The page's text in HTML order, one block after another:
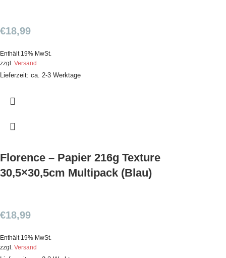
€18,99
Enthält 19% MwSt.
zzgl. Versand
Lieferzeit: ca. 2-3 Werktage
Florence – Papier 216g Texture
30,5×30,5cm Multipack (Blau)
€18,99
Enthält 19% MwSt.
zzgl. Versand